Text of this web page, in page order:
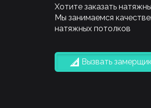
Хотите заказать
Мы занимаемся
натяжных потолков
Вызвать